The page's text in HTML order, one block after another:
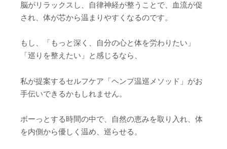
脳がリラックスし、自律神経が整うことで、血流が促
され、体が芯から温まりやすくなるのです。
もし、「もっと深く、自分の心と体を労わりたい」
「巡りを整えたい」と感じるなら、
私が提案するセルフケア「ヘンプ温巡メソッド」がお
手伝いできるかもしれません。
ボーっとする時間の中で、自然の恵みを取り入れ、体
を内側から優しく温め、巡らせる。